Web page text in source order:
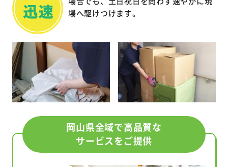
場へ駆けつけます。
岡山県全域で高品質な
サービスをご提供